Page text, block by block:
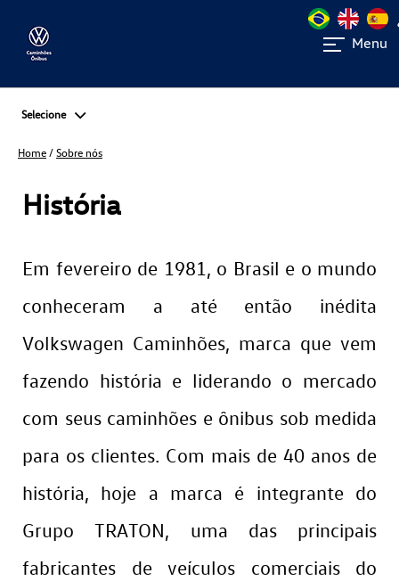
Menu
Selecione
Home / Sobre nós
História
Em fevereiro de 1981, o Brasil e o mundo
conheceram a até então inédita
Volkswagen Caminhões, marca que vem
fazendo história e liderando o mercado
com seus caminhões e ônibus sob medida
para os clientes. Com mais de 40 anos de
história, hoje a marca é integrante do
Grupo TRATON, uma das principais
fabricantes de veículos comerciais do